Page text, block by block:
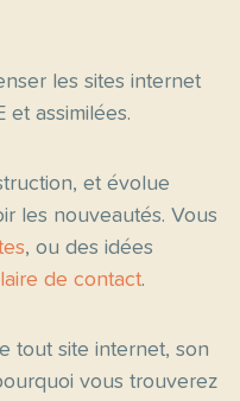
les sites internet
et assimilées.
et évolue
les nouveautés. Vous
, ou des idées
de contact.
tout site internet, son
vous trouverez